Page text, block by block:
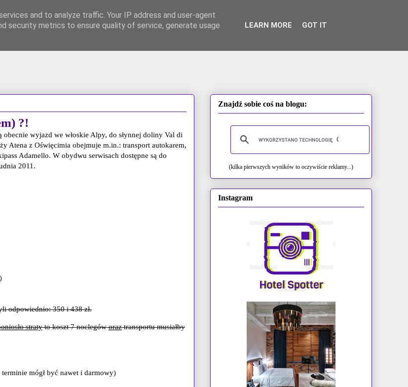
PLN premii! Współpraca / Kontakt
?!
obecnie wyjazd we włoskie Alpy, do słynnej doliny Val di
Atena z Oświęcimia obejmuje m.in.: transport autokarem,
Adamello. W obydwu serwisach dostępne są do
2011.
odpowiednio: 350 i 438 zł.
stratyto koszt 7 noclegóworaztransportu musiałby
terminie mógł być nawet i darmowy)
Znajdź sobie coś na blogu:
(kilka pierwszych wyników to oczywiście reklamy...)
Instagram
and to analyze traffic. Your IP address and user-agent
security metrics to ensure quality of service, generate usage
LEARN MORE GOT IT